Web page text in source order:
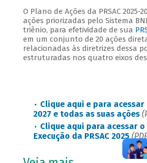
O Plano de Ações da PRSAC 2025-
ações priorizadas pelo Sistema
triênio, para efetividade de sua
em um conjunto de 20 ações
relacionadas às diretrizes dessa
estruturadas nos quatro eixos
Clique aqui e para acessar
2027 e todas as suas ações
Clique aqui para acessar
Execução da PRSAC 2025